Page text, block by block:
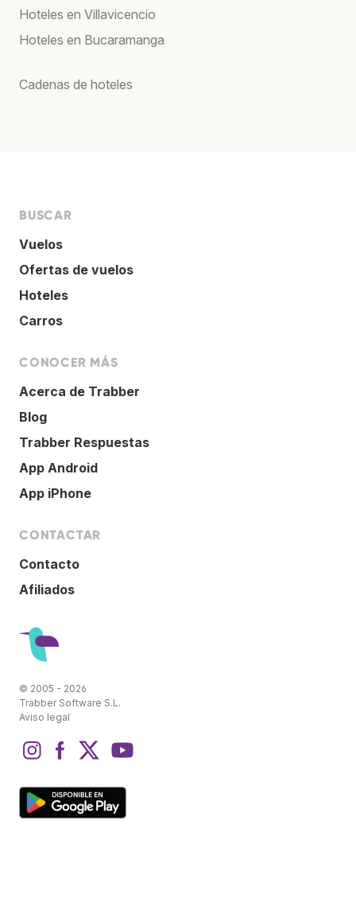
Hoteles en Villavicencio
Hoteles en Bucaramanga
Cadenas de hoteles
BUSCAR
Vuelos
Ofertas de vuelos
Hoteles
Carros
CONOCER MÁS
Acerca de Trabber
Blog
Trabber Respuestas
App Android
App iPhone
CONTACTAR
Contacto
Afiliados
© 2005 - 2026
Trabber Software S.L.
Aviso legal